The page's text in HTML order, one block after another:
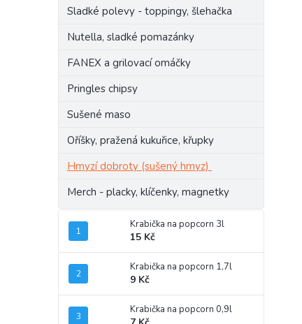
Sladké polevy - toppingy, šlehačka
Nutella, sladké pomazánky
FANEX a grilovací omáčky
Pringles chipsy
Sušené maso
Oříšky, pražená kukuřice, křupky
Hmyzí dobroty (sušený hmyz)
Merch - placky, klíčenky, magnetky
Krabička na popcorn 3l
15 Kč
Krabička na popcorn 1,7l
9 Kč
Krabička na popcorn 0,9l